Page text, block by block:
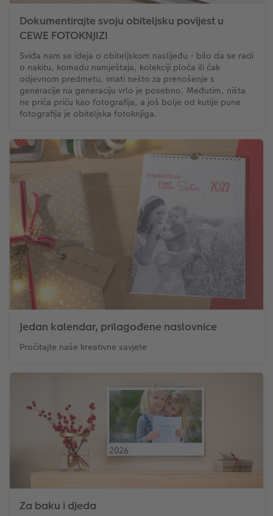
Dokumentirajte svoju obiteljsku povijest u
CEWE FOTOKNJIZI
Sviđa nam se ideja o obiteljskom naslijeđu - bilo da se radi
o nakitu, komadu namještaja, kolekciji ploča ili čak
odjevnom predmetu, imati nešto za prenošenje s
generacije na generaciju vrlo je posebno. Međutim, ništa
ne priča priču kao fotografija, a još bolje od kutije pune
fotografija je obiteljska fotoknjiga.
Jedan kalendar, prilagođene naslovnice
Pročitajte naše kreativne savjete
Za baku i djeda